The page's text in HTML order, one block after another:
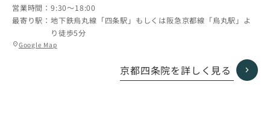
営業時間： 9:30〜18:00
最寄り駅： 地下鉄烏丸線「四条駅」もしくは阪急京都線「烏丸駅」よ
り徒歩5分
location_onGoogle Map
グ
京都四条院を詳しく見る